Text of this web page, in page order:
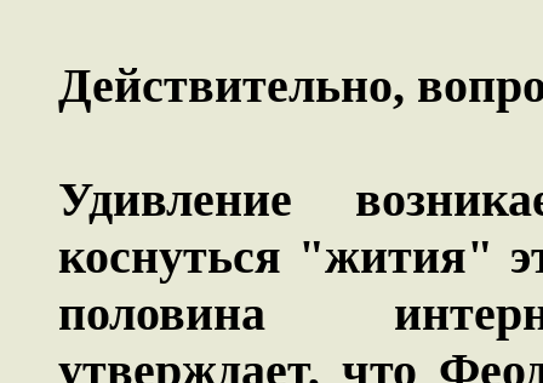
Действительно,
Удивление
коснуться "жития"
половина
утверждает, что